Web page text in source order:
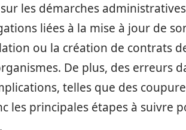
les démarches
liées à la mise à jour de
ou la création de contrats
De plus, des erreurs
telles que des
les principales étapes à suivre